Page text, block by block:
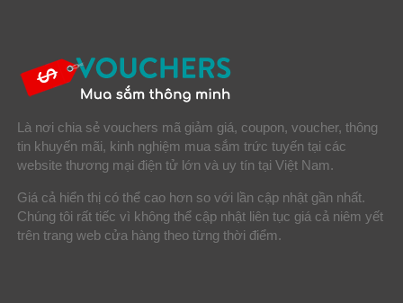
Là nơi chia sẻ vouchers mã giảm giá, coupon, voucher, thông
tin khuyến mãi, kinh nghiệm mua sắm trức tuyến tại các
website thương mại điện tử lớn và uy tín tại Việt Nam.
Giá cả hiển thị có thể cao hơn so với lần cập nhật gần nhất.
Chúng tôi rất tiếc vì không thể cập nhật liên tục giá cả niêm yết
trên trang web cửa hàng theo từng thời điểm.